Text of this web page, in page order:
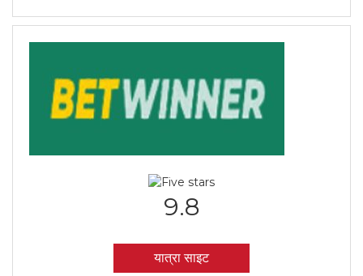
9.8
यात्रा साइट